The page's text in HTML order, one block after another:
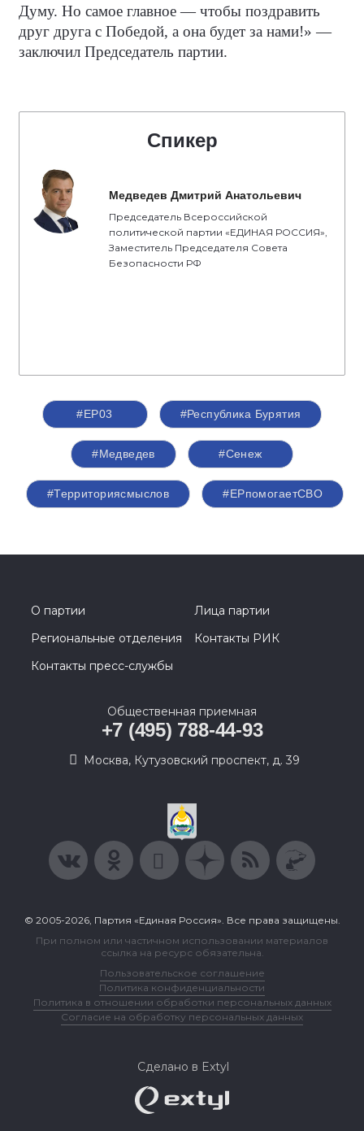
Думу. Но самое главное — чтобы поздравить
друг друга с Победой, а она будет за нами!» —
заключил Председатель партии.
Спикер
Медведев Дмитрий Анатольевич
Председатель Всероссийской
политической партии «ЕДИНАЯ РОССИЯ»,
Заместитель Председателя Совета
Безопасности РФ
#ЕР03 #Республика Бурятия
#Медведев #Сенеж
#Территориясмыслов #ЕРпомогаетСВО
О партии
Лица партии
Региональные отделения
Контакты РИК
Контакты пресс-службы
Общественная приемная
+7 (495) 788-44-93
Москва, Кутузовский проспект, д. 39
© 2005-2026, Партия «Единая Россия». Все права защищены.
При полном или частичном использовании материалов
ссылка на ресурс обязательна.
Пользовательское соглашение
Политика конфиденциальности
Политика в отношении обработки персональных данных
Согласие на обработку персональных данных
Сделано в Extyl